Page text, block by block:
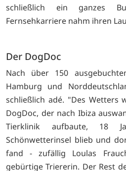
schließlich ein ganzes
Fernsehkarriere nahm ihren
Der DogDoc
Nach über 150
Hamburg und
schließlich adé. "Des Wetters
DogDoc, der nach Ibiza
Tierklinik aufbaute, 18
Schönwetterinsel blieb und
fand - zufällig Loulas
gebürtige Triererin. Der Rest